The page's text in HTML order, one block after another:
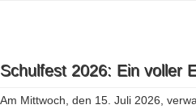
Schulfest 2026: Ein voller
Am Mittwoch, den 15. Juli 2026,